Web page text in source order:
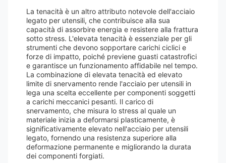
La tenacità è un altro attributo notevole dell'acciaio
legato per utensili, che contribuisce alla sua
capacità di assorbire energia e resistere alla frattura
sotto stress. L'elevata tenacità è essenziale per gli
strumenti che devono sopportare carichi ciclici e
forze di impatto, poiché previene guasti catastrofici
e garantisce un funzionamento affidabile nel tempo.
La combinazione di elevata tenacità ed elevato
limite di snervamento rende l'acciaio per utensili in
lega una scelta eccellente per componenti soggetti
a carichi meccanici pesanti. Il carico di
snervamento, che misura lo stress al quale un
materiale inizia a deformarsi plasticamente, è
significativamente elevato nell'acciaio per utensili
legato, fornendo una resistenza superiore alla
deformazione permanente e migliorando la durata
dei componenti forgiati.